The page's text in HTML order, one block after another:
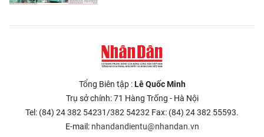
Tổng Biên tập :Lê Quốc Minh
Trụ sở chính: 71 Hàng Trống - Hà Nội
Tel: (84) 24 382 54231/382 54232 Fax: (84) 24 382 55593.
E-mail: nhandandientu@nhandan.vn